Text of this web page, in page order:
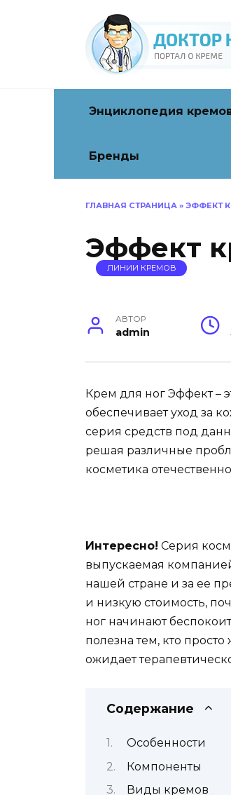
Энциклопедия
Бренды
ГЛАВНАЯ СТРАНИЦА » ЭФФЕКТ
Эффект
ЛИНИИ КРЕМОВ
АВТОР
admin
Крем для ног Эффект –
обеспечивает уход за
серия средств под
решая различные
косметика
Интересно! Серия
выпускаемая
нашей стране и за ее
и низкую стоимость,
ног начинают
полезна тем, кто
ожидает
Содержание
Особенности
Компоненты
Виды кремов